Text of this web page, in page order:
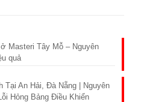
Masteri Tây Mỗ – Nguyên
quả
An Hải, Đà Nẵng | Nguyên
Hỏng Bảng Điều Khiển